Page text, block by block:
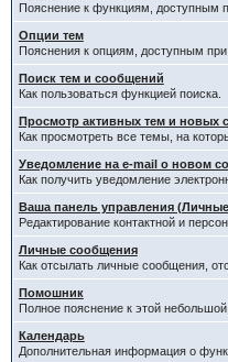
Пояснение к функциям, доступным
Опции тем
Пояснения к опциям, доступным
Поиск тем и сообщений
Как пользоваться функцией поиска.
Просмотр активных тем и новых
Как просмотреть все темы, на
Уведомление на е-mail о новом
Как получить уведомление
Ваша панель управления
Редактирование контактной и
Личные сообщения
Как отсылать личные сообщения,
Помошник
Полное пояснение к этой
Календарь
Дополнительная информация о